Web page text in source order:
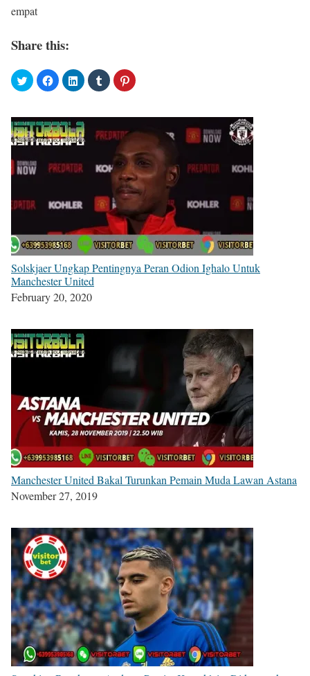
empat
Share this:
Solskjaer Ungkap Pentingnya Peran Odion Ighalo Untuk
Manchester United
February 20, 2020
Manchester United Bakal Turunkan Pemain Muda Lawan Astana
November 27, 2019